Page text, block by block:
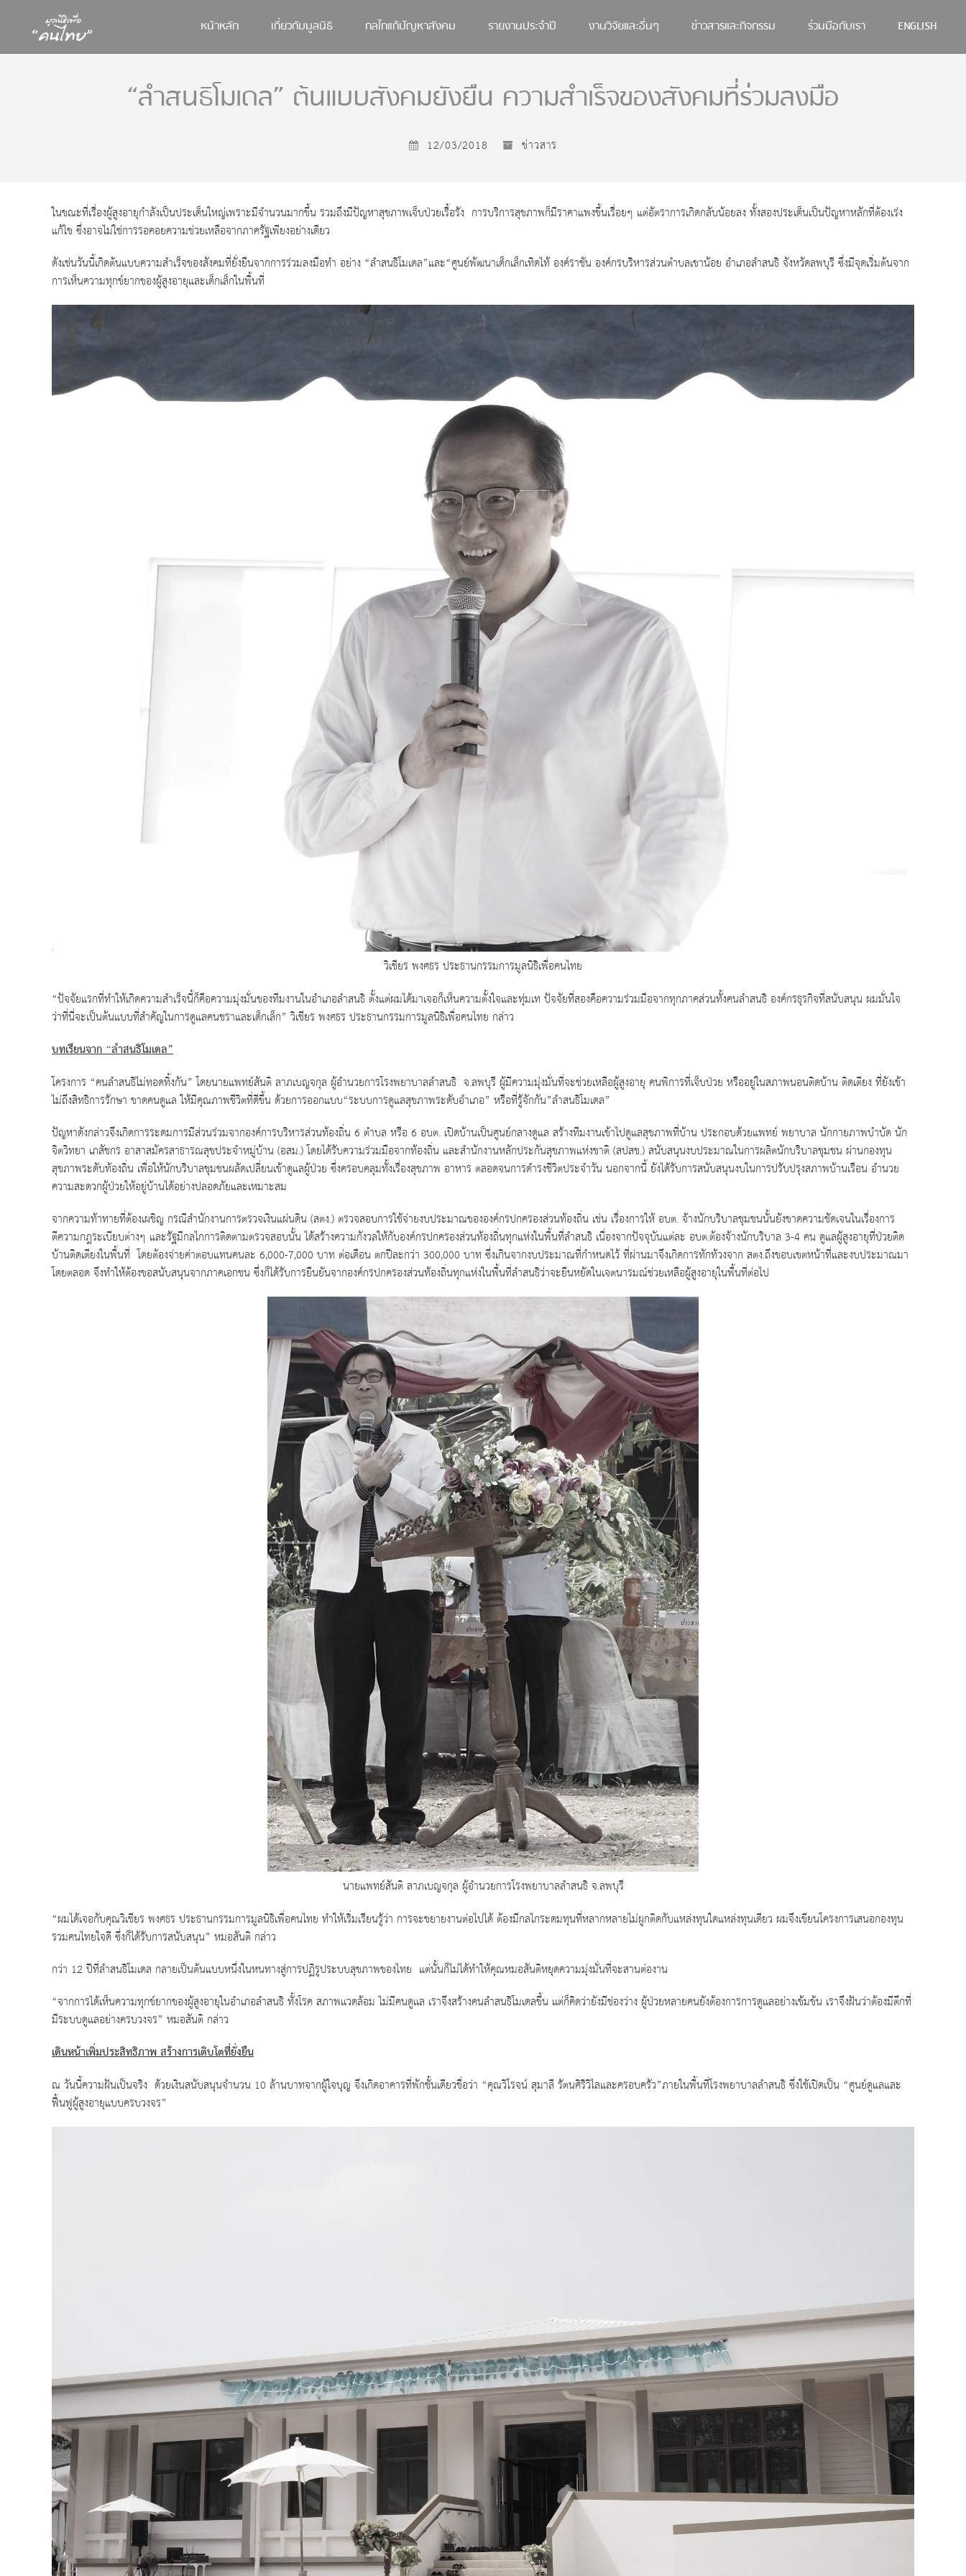
หน้าหลัก เกี่ยวกับมูลนิธิ กลไกแก้ปัญหาสังคม รายงานประจำปี งานวิจัยและอื่นๆ ข่าวสารและกิจกรรม ร่วมมือกับเรา ENGLISH
“ลำสนธิโมเดล” ต้นแบบสังคมยังยืน ความสำเร็จของสังคมที่ร่วมลงมือ
12/03/2018 ข่าวสาร
ในขณะที่เรื่องผู้สูงอายุกำลังเป็นประเด็นใหญ่เพราะมีจำนวนมากขึ้น รวมถึงมีปัญหาสุขภาพเจ็บป่วยเรื้อรัง การบริการสุขภาพก็มีราคาแพงขึ้นเรื่อยๆ แต่อัตราการเกิดกลับน้อยลง ทั้งสองประเด็นเป็นปัญหาหลักที่ต้องเร่ง
แก้ไข ซึ่งอาจไม่ใช่การรอคอยความช่วยเหลือจากภาครัฐเพียงอย่างเดียว
ดังเช่นวันนี้เกิดต้นแบบความสำเร็จของสังคมที่ยั่งยืนจากการร่วมลงมือทำ อย่าง “ลำสนธิโมเดล”และ“ศูนย์พัฒนาเด็กเล็กเทิดไท้ องค์ราชัน องค์กรบริหารส่วนตำบลเขาน้อย อำเภอลำสนธิ จังหวัดลพบุรี ซึ่งมีจุดเริ่มต้นจาก
การเห็นความทุกข์ยากของผู้สูงอายุและเด็กเล็กในพื้นที่
วิเชียร พงศธร ประธานกรรมการมูลนิธิเพื่อคนไทย
“ปัจจัยแรกที่ทำให้เกิดความสำเร็จนี้ก็คือความมุ่งมั่นของทีมงานในอำเภอลำสนธิ ตั้งแต่ผมได้มาเจอก็เห็นความตั้งใจและทุ่มเท ปัจจัยที่สองคือความร่วมมือจากทุกภาคส่วนทั้งคนลำสนธิ องค์กรธุรกิจที่สนับสนุน ผมมั่นใจ
ว่าที่นี่จะเป็นต้นแบบที่สำคัญในการดูแลคนชราและเด็กเล็ก” วิเชียร พงศธร ประธานกรรมการมูลนิธิเพื่อคนไทย กล่าว
บทเรียนจาก“ลำสนธิโมเดล”
โครงการ “คนลำสนธิไม่ทอดทิ้งกัน” โดยนายแพทย์สันติ ลาภเบญจกุล ผู้อำนวยการโรงพยาบาลลำสนธิ จ.ลพบุรี ผู้มีความมุ่งมั่นที่จะช่วยเหลือผู้สูงอายุ คนพิการที่เจ็บป่วย หรืออยู่ในสภาพนอนติดบ้าน ติดเตียง ที่ยังเข้า
ไม่ถึงสิทธิการรักษา ขาดคนดูแล ให้มีคุณภาพชีวิตที่ดีขึ้น ด้วยการออกแบบ“ระบบการดูแลสุขภาพระดับอำเภอ” หรือที่รู้จักกัน”ลำสนธิโมเดล”
ปัญหาดังกล่าวจึงเกิดการระดมการมีส่วนร่วมจากองค์การบริหารส่วนท้องถิ่น 6 ตำบล หรือ 6 อบต. เปิดบ้านเป็นศูนย์กลางดูแล สร้างทีมงานเข้าไปดูแลสุขภาพที่บ้าน ประกอบด้วยแพทย์ พยาบาล นักกายภาพบำบัด นัก
จิตวิทยา เภสัชกร อาสาสมัครสาธารณสุขประจำหมู่บ้าน (อสม.) โดยได้รับความร่วมมือจากท้องถิ่น และสำนักงานหลักประกันสุขภาพแห่งชาติ (สปสช.) สนับสนุนงบประมาณในการผลิตนักบริบาลชุมชน ผ่านกองทุน
สุขภาพระดับท้องถิ่น เพื่อให้นักบริบาลชุมชนผลัดเปลี่ยนเข้าดูแลผู้ป่วย ซึ่งครอบคลุมทั้งเรื่องสุขภาพ อาหาร ตลอดจนการดำรงชีวิตประจำวัน นอกจากนี้ ยังได้รับการสนับสนุนงบในการปรับปรุงสภาพบ้านเรือน อำนวย
ความสะดวกผู้ป่วยให้อยู่บ้านได้อย่างปลอดภัยและเหมาะสม
จากความท้าทายที่ต้องเผชิญ กรณีสำนักงานการตรวจเงินแผ่นดิน (สตง.) ตรวจสอบการใช้จ่ายงบประมาณขององค์กรปกครองส่วนท้องถิ่น เช่น เรื่องการให้ อบต. จ้างนักบริบาลชุมชนนั้นยังขาดความชัดเจนในเรื่องการ
ตีความกฎระเบียบต่างๆ และรัฐมีกลไกการติดตามตรวจสอบนั้น ได้สร้างความกังวลให้กับองค์กรปกครองส่วนท้องถิ่นทุกแห่งในพื้นที่ลำสนธิ เนื่องจากปัจจุบันแต่ละ อบต.ต้องจ้างนักบริบาล 3-4 คน ดูแลผู้สูงอายุที่ป่วยติด
บ้านติดเตียงในพื้นที่ โดยต้องจ่ายค่าตอบแทนคนละ 6,000-7,000 บาท ต่อเดือน ตกปีละกว่า 300,000 บาท ซึ่งเกินจากงบประมาณที่กำหนดไว้ ที่ผ่านมาจึงเกิดการทักท้วงจาก สตง.ถึงขอบเขตหน้าที่และงบประมาณมา
โดยตลอด จึงทำให้ต้องขอสนับสนุนจากภาคเอกชน ซึ่งก็ได้รับการยืนยันจากองค์กรปกครองส่วนท้องถิ่นทุกแห่งในพื้นที่ลำสนธิว่าจะยืนหยัดในเจตนารมณ์ช่วยเหลือผู้สูงอายุในพื้นที่ต่อไป
นายแพทย์สันติ ลาภเบญจกุล ผู้อำนวยการโรงพยาบาลลำสนธิ จ.ลพบุรี
“ผมได้เจอกับคุณวิเชียร พงศธร ประธานกรรมการมูลนิธิเพื่อคนไทย ทำให้เริ่มเรียนรู้ว่า การจะขยายงานต่อไปได้ ต้องมีกลไกระดมทุนที่หลากหลายไม่ผูกติดกับแหล่งทุนใดแหล่งทุนเดียว ผมจึงเขียนโครงการเสนอกองทุน
รวมคนไทยใจดี ซึ่งก็ได้รับการสนับสนุน” หมอสันติ กล่าว
กว่า 12 ปีที่ลำสนธิโมเดล กลายเป็นต้นแบบหนึ่งในหนทางสู่การปฏิรูประบบสุขภาพของไทย แต่นั้นก็ไม่ได้ทำให้คุณหมอสันติหยุดความมุ่งมั่นที่จะสานต่องาน
“จากการได้เห็นความทุกข์ยากของผู้สูงอายุในอำเภอลำสนธิ ทั้งโรค สภาพเเวดล้อม ไม่มีคนดูเเล เราจึงสร้างคนลำสนธิโมเดลขึ้น เเต่ก็คิดว่ายังมีช่องว่าง ผู้ป่วยหลายคนยังต้องการการดูเเลอย่างเข้มข้น เราจึงฝันว่าต้องมีตึกที่
มีระบบดูเเลอย่างครบวงจร” หมอสันติ กล่าว
เดินหน้าเพิ่มประสิทธิภาพ สร้างการเติบโตที่ยั่งยืน
ณ วันนี้ความฝันเป็นจริง ด้วยเงินสนับสนุนจำนวน 10 ล้านบาทจากผู้ใจบุญ จึงเกิดอาคารที่พักชั้นเดียวชื่อว่า “คุณวิโรจน์ สุมาลี รัตนศิริวิไลและครอบครัว”ภายในพื้นที่โรงพยาบาลลำสนธิ ซึ่งใช้เปิดเป็น “ศูนย์ดูแลและ
ฟื้นฟูผู้สูงอายุแบบครบวงจร”